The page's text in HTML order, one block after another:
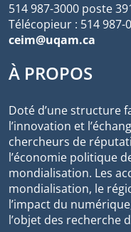
514 987-3000 poste
Télécopieur : 514 987-
ceim@uqam.ca
À PROPOS
Doté d’une structure
l’innovation et
chercheurs de
l’économie politique
mondialisation. Les
mondialisation, le
l’impact du
l’objet des recherche